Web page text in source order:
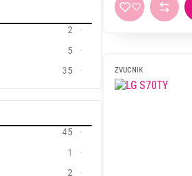
2
5
35
45
1
2
ZVUCNIK